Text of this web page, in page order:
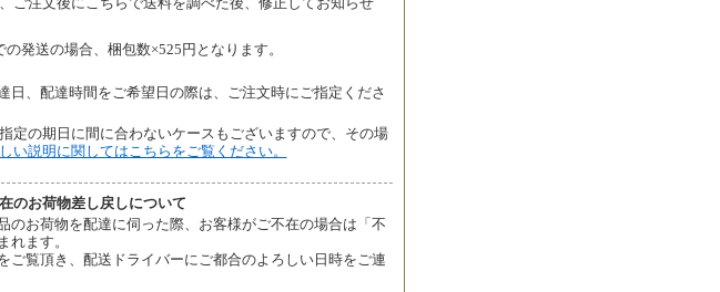
発送の場合、梱包数×525円となります。
日、配達時間をご希望日の際は、ご注文時にご指定くださ
定の期日に間に合わないケースもございますので、その場
い説明に関してはこちらをご覧ください。
のお荷物差し戻しについて
のお荷物を配達に伺った際、お客様がご不在の場合は「不
れます。
ご覧頂き、配送ドライバーにご都合のよろしい日時をご連